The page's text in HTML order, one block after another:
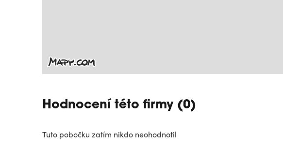
Hodnocení této firmy (0)
Tuto pobočku zatím nikdo neohodnotil